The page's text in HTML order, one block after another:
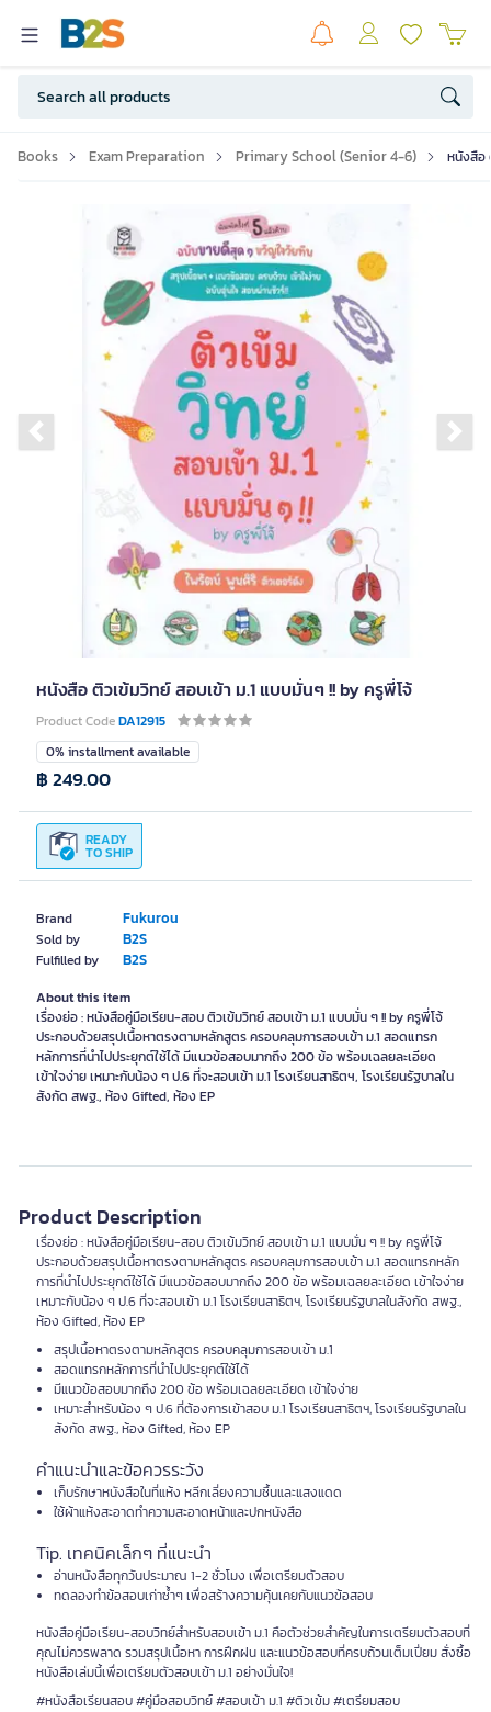
Books Exam Preparation Primary School (Senior 4-6) หนังสือ
Previous slide
หนังสือ ติวเข้มวิทย์ สอบเข้า ม.1 แบบมั่นๆ !! by ครูพี่โจ้
Product CodeDA12915
Brand Fukurou
Sold by B2S
Fulfilled by B2S
0% installment available
READY
TO SHIP
฿ 249.00
About this item
เรื่องย่อ : หนังสือคู่มือเรียน-สอบ ติวเข้มวิทย์ สอบเข้า ม.1 แบบมั่น ๆ !! by ครูพี่โจ้
ประกอบด้วยสรุปเนื้อหาตรงตามหลักสูตร ครอบคลุมการสอบเข้า ม.1 สอดแทรก
หลักการที่นำไปประยุกต์ใช้ได้ มีแนวข้อสอบมากถึง 200 ข้อ พร้อมเฉลยละเอียด
เข้าใจง่าย เหมาะกับน้อง ๆ ป.6 ที่จะสอบเข้า ม.1 โรงเรียนสาธิตฯ, โรงเรียนรัฐบาลใน
สังกัด สพฐ., ห้อง Gifted, ห้อง EP
Product Description
เรื่องย่อ : หนังสือคู่มือเรียน-สอบ ติวเข้มวิทย์ สอบเข้า ม.1 แบบมั่น ๆ !! by ครูพี่โจ้
ประกอบด้วยสรุปเนื้อหาตรงตามหลักสูตร ครอบคลุมการสอบเข้า ม.1 สอดแทรกหลัก
การที่นำไปประยุกต์ใช้ได้ มีแนวข้อสอบมากถึง 200 ข้อ พร้อมเฉลยละเอียด เข้าใจง่าย
เหมาะกับน้อง ๆ ป.6 ที่จะสอบเข้า ม.1 โรงเรียนสาธิตฯ, โรงเรียนรัฐบาลในสังกัด สพฐ.,
ห้อง Gifted, ห้อง EP
สรุปเนื้อหาตรงตามหลักสูตร ครอบคลุมการสอบเข้า ม.1
สอดแทรกหลักการที่นำไปประยุกต์ใช้ได้
มีแนวข้อสอบมากถึง 200 ข้อ พร้อมเฉลยละเอียด เข้าใจง่าย
เหมาะสำหรับน้อง ๆ ป.6 ที่ต้องการเข้าสอบ ม.1 โรงเรียนสาธิตฯ, โรงเรียนรัฐบาลใน
สังกัด สพฐ., ห้อง Gifted, ห้อง EP
คำแนะนำและข้อควรระวัง
เก็บรักษาหนังสือในที่แห้ง หลีกเลี่ยงความชื้นและแสงแดด
ใช้ผ้าแห้งสะอาดทำความสะอาดหน้าและปกหนังสือ
Tip. เทคนิคเล็กๆ ที่แนะนำ
อ่านหนังสือทุกวันประมาณ 1-2 ชั่วโมง เพื่อเตรียมตัวสอบ
ทดลองทำข้อสอบเก่าซ้ำๆ เพื่อสร้างความคุ้นเคยกับแนวข้อสอบ
หนังสือคู่มือเรียน-สอบวิทย์สำหรับสอบเข้า ม.1 คือตัวช่วยสำคัญในการเตรียมตัวสอบที่
คุณไม่ควรพลาด รวมสรุปเนื้อหา การฝึกฝน และแนวข้อสอบที่ครบถ้วนเต็มเปี่ยม สั่งซื้อ
หนังสือเล่มนี้เพื่อเตรียมตัวสอบเข้า ม.1 อย่างมั่นใจ!
#หนังสือเรียนสอบ #คู่มือสอบวิทย์ #สอบเข้า ม.1 #ติวเข้ม #เตรียมสอบ